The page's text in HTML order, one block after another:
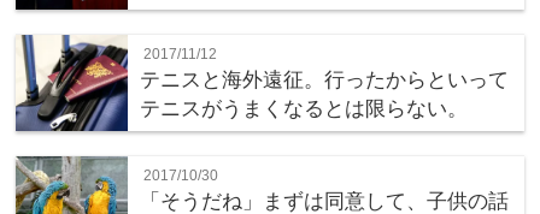
2017/11/12
テニスと海外遠征。行ったからといって
テニスがうまくなるとは限らない。
2017/10/30
「そうだね」まずは同意して、子供の話